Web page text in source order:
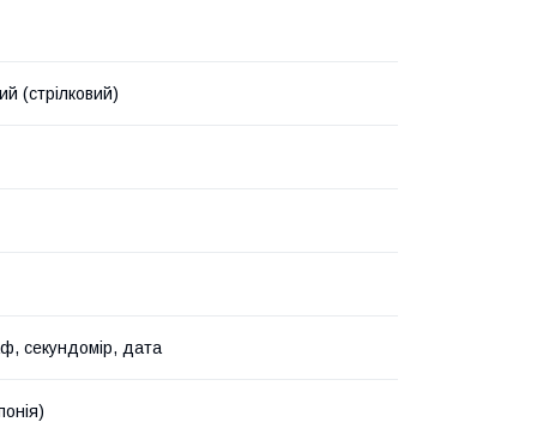
(стрілковий)
секундомір, дата